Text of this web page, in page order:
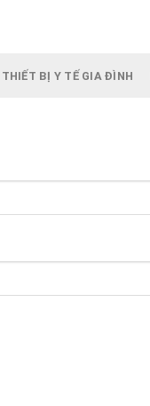
THIẾT BỊ Y TẾ GIA ĐÌNH